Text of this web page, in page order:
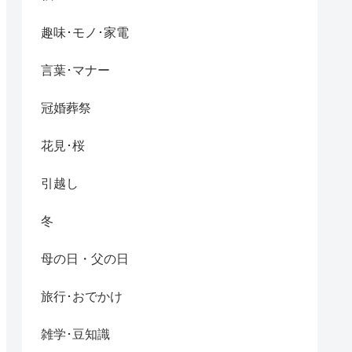
趣味･モノ･家電
言葉･マナー
冠婚葬祭
花見･桜
引越し
冬
母の日・父の日
旅行･おでかけ
雑学･豆知識